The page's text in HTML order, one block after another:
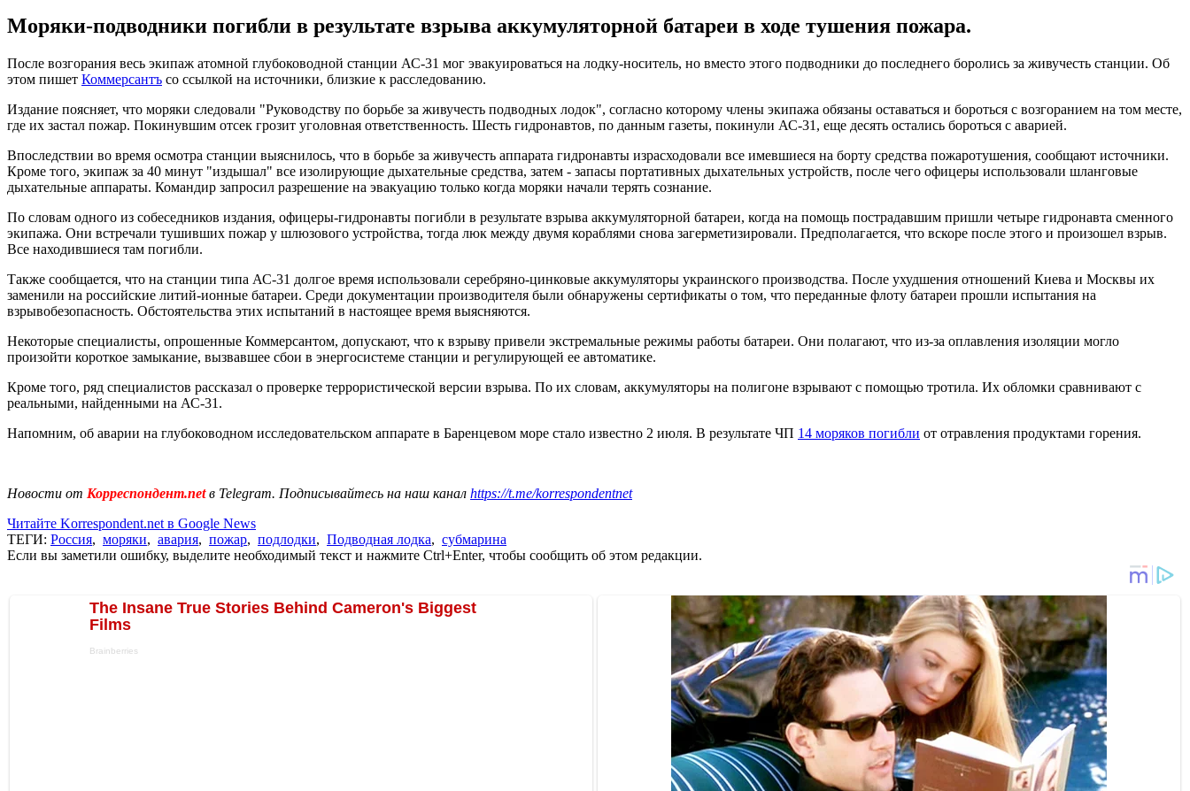
Моряки-подводники погибли в результате взрыва аккумуляторной батареи в ходе тушения пожара.
После возгорания весь экипаж атомной глубоководной станции АС-31 мог эвакуироваться на лодку-носитель, но вместо этого подводники до последнего боролись за живучесть станции. Об
этом пишет Коммерсантъ со ссылкой на источники, близкие к расследованию.
Издание поясняет, что моряки следовали "Руководству по борьбе за живучесть подводных лодок", согласно которому члены экипажа обязаны оставаться и бороться с возгоранием на том месте,
где их застал пожар. Покинувшим отсек грозит уголовная ответственность. Шесть гидронавтов, по данным газеты, покинули АС-31, еще десять остались бороться с аварией.
Впоследствии во время осмотра станции выяснилось, что в борьбе за живучесть аппарата гидронавты израсходовали все имевшиеся на борту средства пожаротушения, сообщают источники.
Кроме того, экипаж за 40 минут "издышал" все изолирующие дыхательные средства, затем - запасы портативных дыхательных устройств, после чего офицеры использовали шланговые
дыхательные аппараты. Командир запросил разрешение на эвакуацию только когда моряки начали терять сознание.
По словам одного из собеседников издания, офицеры-гидронавты погибли в результате взрыва аккумуляторной батареи, когда на помощь пострадавшим пришли четыре гидронавта сменного
экипажа. Они встречали тушивших пожар у шлюзового устройства, тогда люк между двумя кораблями снова загерметизировали. Предполагается, что вскоре после этого и произошел взрыв.
Все находившиеся там погибли.
Также сообщается, что на станции типа АС-31 долгое время использовали серебряно-цинковые аккумуляторы украинского производства. После ухудшения отношений Киева и Москвы их
заменили на российские литий-ионные батареи. Среди документации производителя были обнаружены сертификаты о том, что переданные флоту батареи прошли испытания на
взрывобезопасность. Обстоятельства этих испытаний в настоящее время выясняются.
Некоторые специалисты, опрошенные Коммерсантом, допускают, что к взрыву привели экстремальные режимы работы батареи. Они полагают, что из-за оплавления изоляции могло
произойти короткое замыкание, вызвавшее сбои в энергосистеме станции и регулирующей ее автоматике.
Кроме того, ряд специалистов рассказал о проверке террористической версии взрыва. По их словам, аккумуляторы на полигоне взрывают с помощью тротила. Их обломки сравнивают с
реальными, найденными на АС-31.
Напомним, об аварии на глубоководном исследовательском аппарате в Баренцевом море стало известно 2 июля. В результате ЧП 14 моряков погибли от отравления продуктами горения.
Новости от Корреспондент.netв Telegram. Подписывайтесь на наш канал https://t.me/korrespondentnet
Читайте Korrespondent.net в Google News
ТЕГИ: Россия, моряки, авария, пожар, подлодки, Подводная лодка, субмарина
Если вы заметили ошибку, выделите необходимый текст и нажмите Ctrl+Enter, чтобы сообщить об этом редакции.